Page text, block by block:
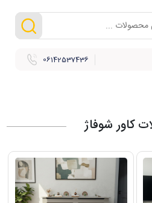
06142537436
کاور شوفاژ